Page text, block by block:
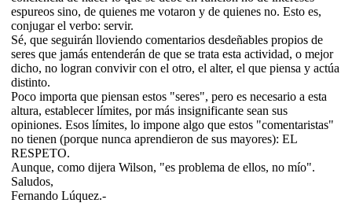
espureos sino, de quienes me votaron y de quienes no. Esto es,
conjugar el verbo: servir.
Sé, que seguirán lloviendo comentarios desdeñables propios de
seres que jamás entenderán de que se trata esta actividad, o mejor
dicho, no logran convivir con el otro, el alter, el que piensa y actúa
distinto.
Poco importa que piensan estos "seres", pero es necesario a esta
altura, establecer límites, por más insignificante sean sus
opiniones. Esos límites, lo impone algo que estos "comentaristas"
no tienen (porque nunca aprendieron de sus mayores): EL
RESPETO.
Aunque, como dijera Wilson, "es problema de ellos, no mío".
Saludos,
Fernando Lúquez.-